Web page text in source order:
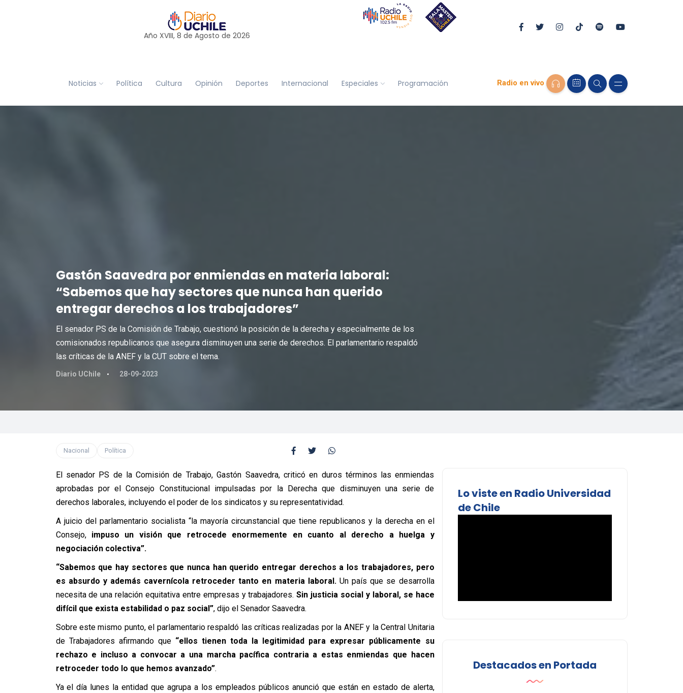
Año XVIII, 8 de Agosto de 2026
Noticias Política Cultura Opinión Deportes Internacional Especiales Programación Radio en vivo
Gastón Saavedra por enmiendas en materia laboral:
“Sabemos que hay sectores que nunca han querido
entregar derechos a los trabajadores”
El senador PS de la Comisión de Trabajo, cuestionó la posición de la derecha y especialmente de los
comisionados republicanos que asegura disminuyen una serie de derechos. El parlamentario respaldó
las críticas de la ANEF y la CUT sobre el tema.
Diario UChile 28-09-2023
Nacional Política
El senador PS de la Comisión de Trabajo, Gastón Saavedra, criticó en duros términos las enmiendas
aprobadas por el Consejo Constitucional impulsadas por la Derecha que disminuyen una serie de
derechos laborales, incluyendo el poder de los sindicatos y su representatividad.
A juicio del parlamentario socialista “la mayoría circunstancial que tiene republicanos y la derecha en el
Consejo, impuso un visión que retrocede enormemente en cuanto al derecho a huelga y
negociación colectiva”.
“Sabemos que hay sectores que nunca han querido entregar derechos a los trabajadores, pero
es absurdo y además cavernícola retroceder tanto en materia laboral.Un país que se desarrolla
necesita de una relación equitativa entre empresas y trabajadores.Sin justicia social y laboral, se hace
difícil que exista estabilidad o paz social”, dijo el Senador Saavedra.
Sobre este mismo punto, el parlamentario respaldó las críticas realizadas por la ANEF y la Central Unitaria
de Trabajadores afirmando que “ellos tienen toda la legitimidad para expresar públicamente su
rechazo e incluso a convocar a una marcha pacífica contraria a estas enmiendas que hacen
retroceder todo lo que hemos avanzado”.
Ya el día lunes la entidad que agrupa a los empleados públicos anunció que están en estado de alerta,
Lo viste en Radio Universidad
de Chile
Destacados en Portada